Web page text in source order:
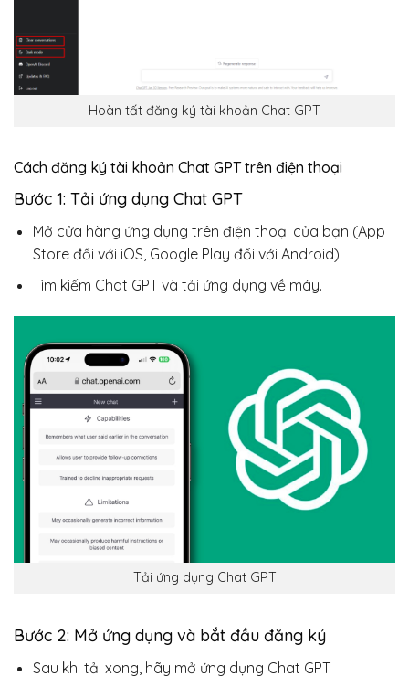
Hoàn tất đăng ký tài khoản Chat GPT
Cách đăng ký tài khoản Chat GPT trên điện thoại
Bước 1: Tải ứng dụng Chat GPT
Mở cửa hàng ứng dụng trên điện thoại của bạn (App
Store đối với iOS, Google Play đối với Android).
Tìm kiếm Chat GPT và tải ứng dụng về máy.
Tải ứng dụng Chat GPT
Bước 2: Mở ứng dụng và bắt đầu đăng ký
Sau khi tải xong, hãy mở ứng dụng Chat GPT.